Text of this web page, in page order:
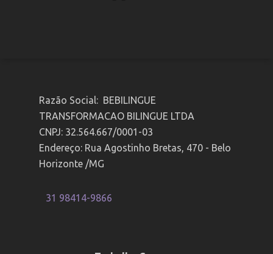
Razão Social: BEBILINGUE
TRANSFORMACAO BILINGUE LTDA
CNPJ: 32.564.667/0001-03
Endereço: Rua Agostinho Bretas, 470 - Belo
Horizonte /MG
31 98414-9866